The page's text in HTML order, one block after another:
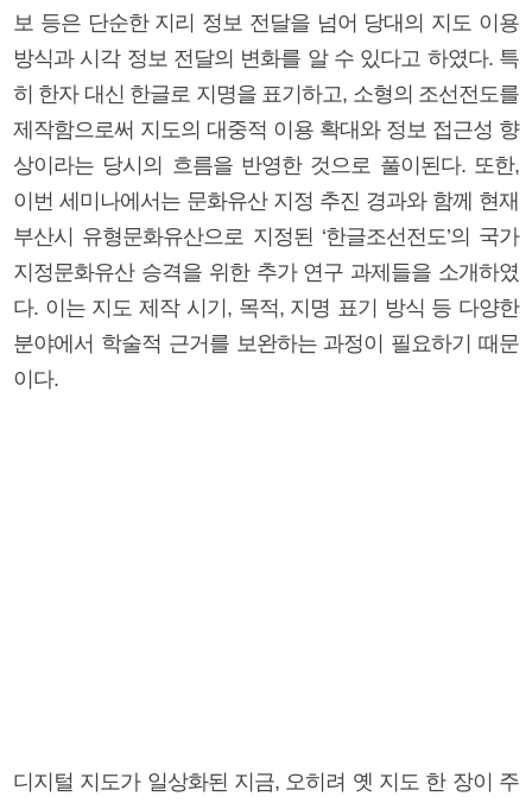
보 등은 단순한 지리 정보 전달을 넘어 당대의 지도 이용
방식과 시각 정보 전달의 변화를 알 수 있다고 하였다. 특
히 한자 대신 한글로 지명을 표기하고, 소형의 조선전도를
제작함으로써 지도의 대중적 이용 확대와 정보 접근성 향
상이라는 당시의 흐름을 반영한 것으로 풀이된다. 또한,
이번 세미나에서는 문화유산 지정 추진 경과와 함께 현재
부산시 유형문화유산으로 지정된 ‘한글조선전도’의 국가
지정문화유산 승격을 위한 추가 연구 과제들을 소개하였
다. 이는 지도 제작 시기, 목적, 지명 표기 방식 등 다양한
분야에서 학술적 근거를 보완하는 과정이 필요하기 때문
이다.
디지털 지도가 일상화된 지금, 오히려 옛 지도 한 장이 주